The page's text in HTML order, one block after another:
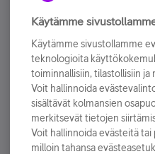
Tilaa Telian uutiskirje ja
sähköpostiisi.
Tilaa nyt
Käytämme
Käytämme sivustollamme
teknologioita
toiminnallisiin, tilastollisiin ja
Voit hallinnoida
sisältävät kolmansien
merkitsevät tietojen
Voit hallinnoida evästeitä tai
milloin tahansa